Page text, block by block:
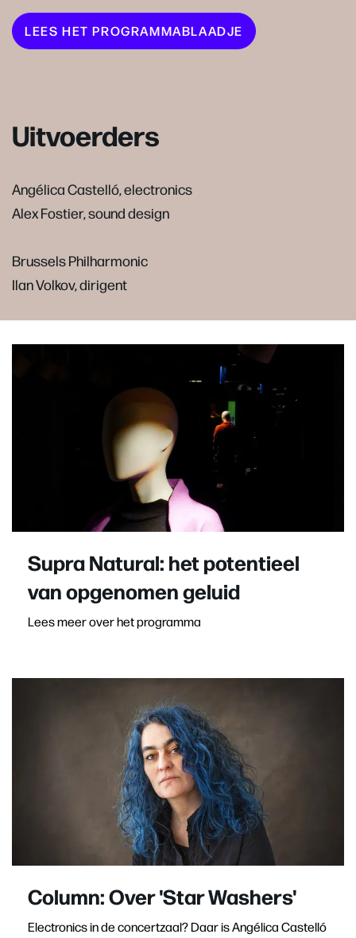
LEES HET PROGRAMMABLAADJE
Uitvoerders
Angélica Castelló, electronics
Alex Fostier, sound design
Brussels Philharmonic
Ilan Volkov, dirigent
Supra Natural: het potentieel
van opgenomen geluid
Lees meer over het programma
Column: Over 'Star Washers'
Electronics in de concertzaal? Daar is Angélica Castelló